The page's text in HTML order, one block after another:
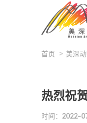
首页 > 美深
热烈祝
时间：2022-